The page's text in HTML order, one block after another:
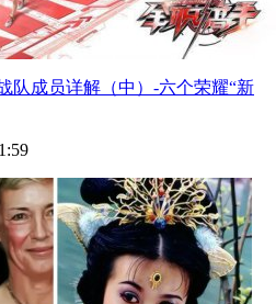
队成员详解（中）-六个荣耀“新